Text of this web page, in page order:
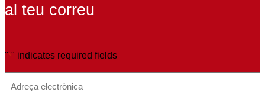
al teu correu
"*" indicates required fields